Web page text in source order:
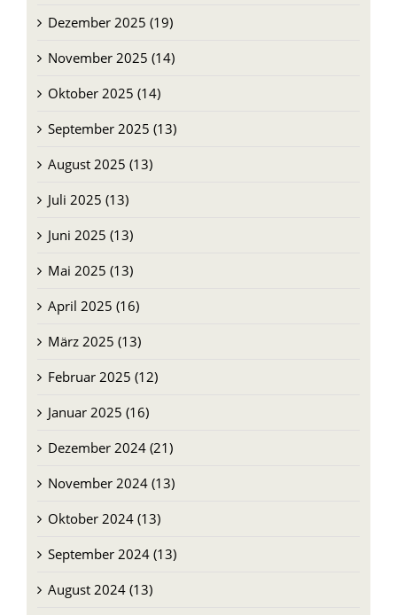
Dezember 2025 (19)
November 2025 (14)
Oktober 2025 (14)
September 2025 (13)
August 2025 (13)
Juli 2025 (13)
Juni 2025 (13)
Mai 2025 (13)
April 2025 (16)
März 2025 (13)
Februar 2025 (12)
Januar 2025 (16)
Dezember 2024 (21)
November 2024 (13)
Oktober 2024 (13)
September 2024 (13)
August 2024 (13)